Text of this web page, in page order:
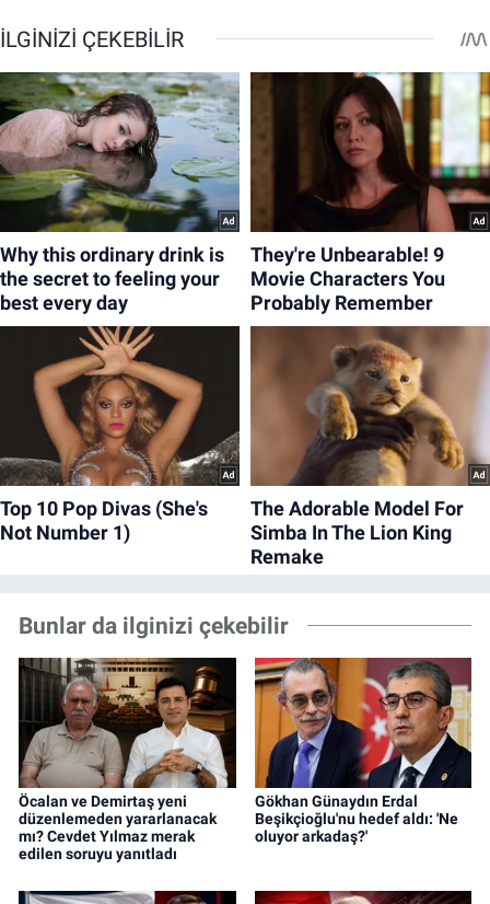
Bunlar da ilginizi çekebilir
Öcalan ve Demirtaş yeni
düzenlemeden yararlanacak
mı? Cevdet Yılmaz merak
edilen soruyu yanıtladı
Gökhan Günaydın Erdal
Beşikçioğlu'nu hedef aldı: 'Ne
oluyor arkadaş?'